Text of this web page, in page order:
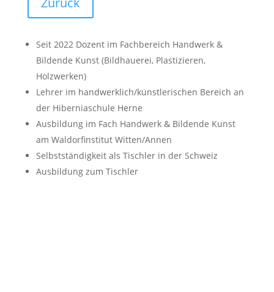
Seit 2022 Dozent im Fachbereich Handwerk &
Bildende Kunst (Bildhauerei, Plastizieren,
Holzwerken)
Lehrer im handwerklich/künstlerischen Bereich an
der Hiberniaschule Herne
Ausbildung im Fach Handwerk & Bildende Kunst
am Waldorfinstitut Witten/Annen
Selbstständigkeit als Tischler in der Schweiz
Ausbildung zum Tischler